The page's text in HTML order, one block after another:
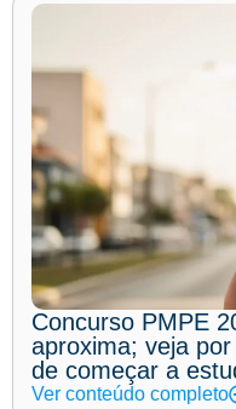
Concurso PMPE
aproxima; veja
de começar a
Ver conteúdo completo